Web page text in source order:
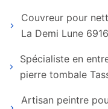
Couvreur pour
La Demi Lune
Spécialiste en
pierre tombale
Artisan peintre